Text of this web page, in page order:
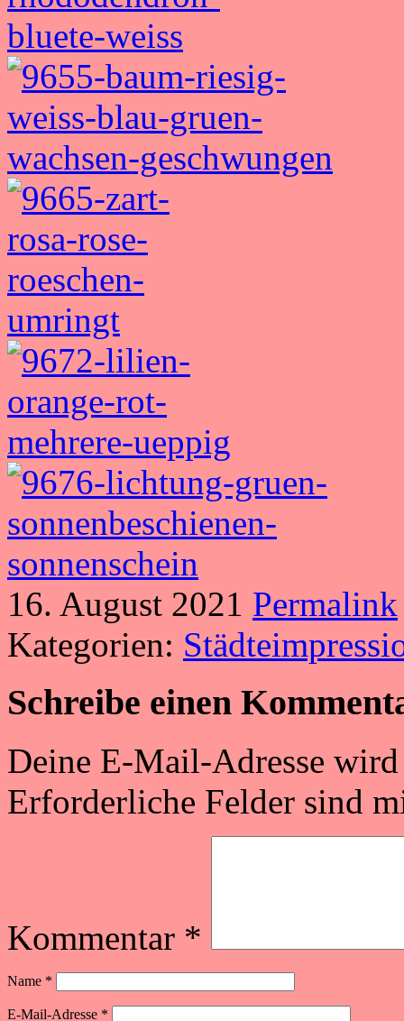
16. August 2021 Permalink
Kategorien:
Schreibe einen
Deine E-Mail-Adresse
Erforderliche Felder sind
Kommentar *
Name *
E-Mail-Adresse *